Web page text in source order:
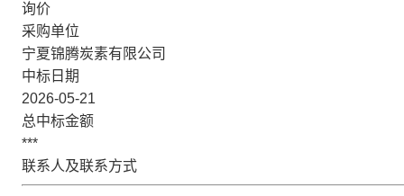
询价
采购单位
宁夏锦腾炭素有限公司
中标日期
2026-05-21
总中标金额
***
联系人及联系方式